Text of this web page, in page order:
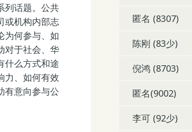
列话题。公共
或机构内部志
为何参与、如
对于社会、华
什么方式和途
力、如何有效
有意向参与公
匿名 (8307)
陈刚 (83少)
倪鸿 (8703)
匿名(9002)
李可 (92少)